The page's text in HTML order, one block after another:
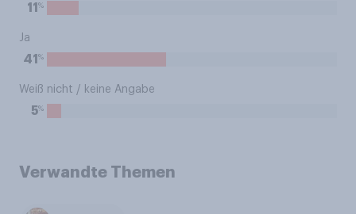
11 %
Ja
41 %
Weiß nicht / keine Angabe
5%
Verwandte Themen